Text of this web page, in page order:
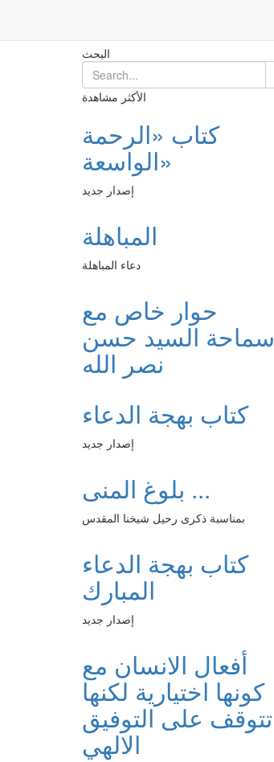
البحث
الأكثر مشاهدة
كتاب «الرحمة
الواسعة»
إصدار جديد
المباهلة
دعاء المباهلة
حوار خاص مع
سماحة السيد حسن
نصر الله
كتاب بهجة الدعاء
إصدار جديد
بلوغ المنى ...
بمناسبة ذكرى رحيل شيخنا المقدس
كتاب بهجة الدعاء
المبارك
إصدار جديد
أفعال الانسان مع
كونها اختيارية لكنها
تتوقف على التوفيق
الالهي